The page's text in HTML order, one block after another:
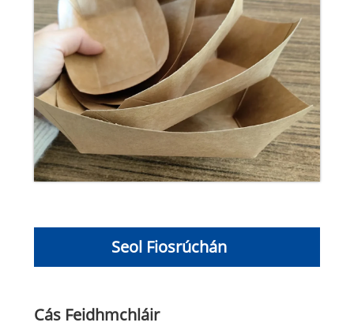
Seol Fiosrúchán
Cás Feidhmchláir